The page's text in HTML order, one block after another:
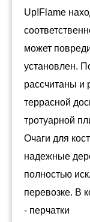
Up!Flame
может
установлен.
рассчитаны и
террасной
тротуарной
Очаги для
надежные
полностью
перевозке. В
- перчатки